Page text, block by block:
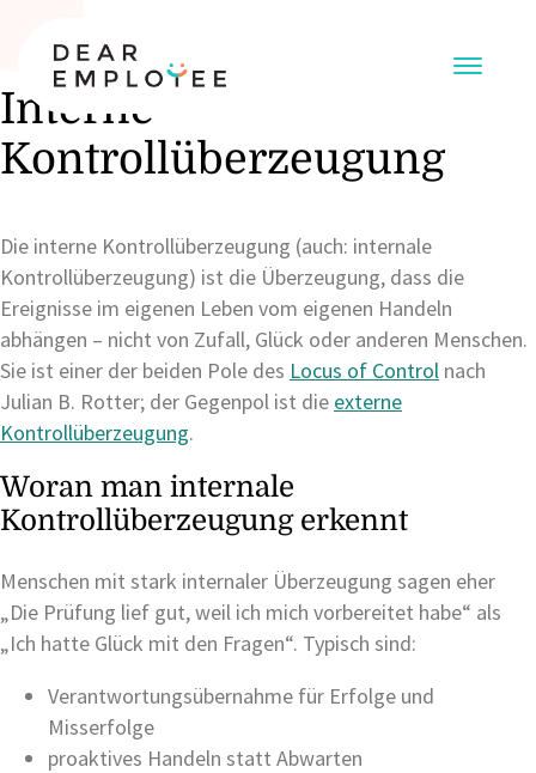
Interne
Kontrollüberzeugung
Die interne Kontrollüberzeugung (auch: internale
Kontrollüberzeugung) ist die Überzeugung, dass die
Ereignisse im eigenen Leben vom eigenen Handeln
abhängen – nicht von Zufall, Glück oder anderen Menschen.
Sie ist einer der beiden Pole des Locus of Control nach
Julian B. Rotter; der Gegenpol ist die externe
Kontrollüberzeugung.
Woran man internale
Kontrollüberzeugung erkennt
Menschen mit stark internaler Überzeugung sagen eher
„Die Prüfung lief gut, weil ich mich vorbereitet habe“ als
„Ich hatte Glück mit den Fragen“. Typisch sind:
Verantwortungsübernahme für Erfolge und
Misserfolge
proaktives Handeln statt Abwarten